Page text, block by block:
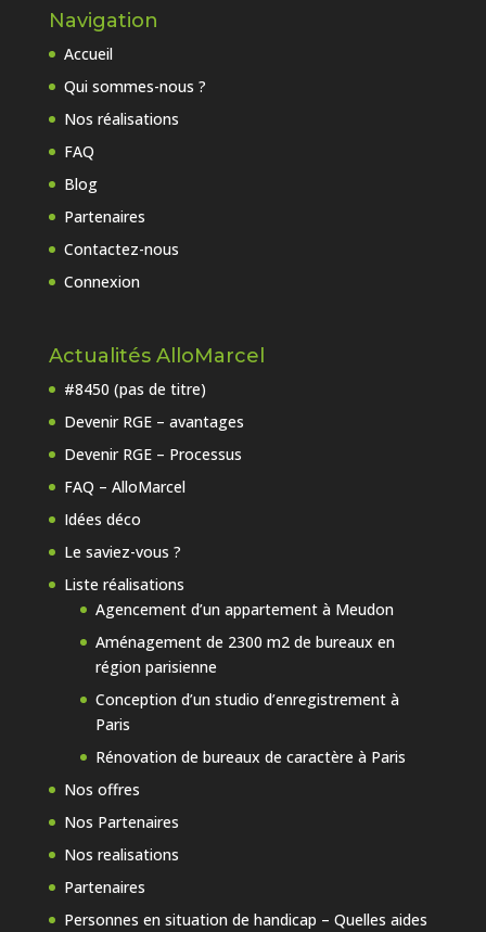
Navigation
Accueil
Qui sommes-nous ?
Nos réalisations
FAQ
Blog
Partenaires
Contactez-nous
Connexion
Actualités AlloMarcel
#8450 (pas de titre)
Devenir RGE – avantages
Devenir RGE – Processus
FAQ – AlloMarcel
Idées déco
Le saviez-vous ?
Liste réalisations
Agencement d’un appartement à Meudon
Aménagement de 2300 m2 de bureaux en
région parisienne
Conception d’un studio d’enregistrement à
Paris
Rénovation de bureaux de caractère à Paris
Nos offres
Nos Partenaires
Nos realisations
Partenaires
Personnes en situation de handicap – Quelles aides